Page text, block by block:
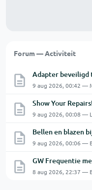
Forum — Activiteit
9 aug 2026, 00:42 —
Show Your
9 aug 2026, 00:08 —
Bellen en blazen
9 aug 2026, 00:06 —
GW Frequentie
8 aug 2026, 22:37 —